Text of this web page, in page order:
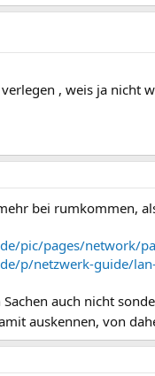
, weis ja nicht
bei rumkommen,
pic/pages/network/
p/netzwerk-guide/
auch nicht
auskennen, von